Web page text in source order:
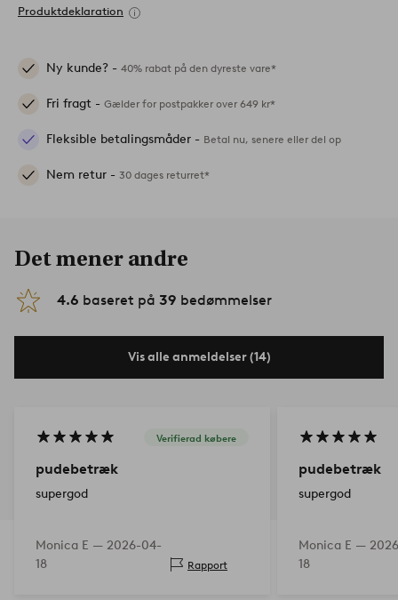
Produktdeklaration
Ny kunde? - 40% rabat på den dyreste vare*
Fri fragt - Gælder for postpakker over 649 kr*
Fleksible betalingsmåder - Betal nu, senere eller del op
Nem retur - 30 dages returret*
Det mener andre
4.6 baseret på 39 bedømmelser
Vis alle anmeldelser (14)
Verifierad købere
pudebetræk
supergod
Monica E — 2026-04-
18
Rapport
pudebetræk
supergod
Monica E —
18